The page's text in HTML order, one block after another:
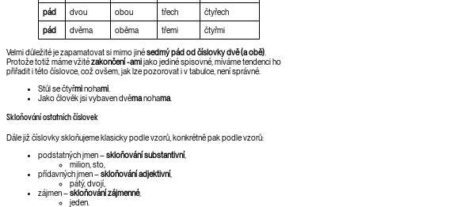
pád
dvou obou třech
čtyřech
pád
dvěma oběma třemi čtyřmi
Velmi důležité je zapamatovat si mimo jinésedmý pád od číslovky dvě (a obě)
Protože totiž máme vžitézakončení -amijako jediné spisovné, míváme tendenci ho
přiřadit i této číslovce, což ovšem, jak lze pozorovat i v tabulce, není správné.
Stůl se čtyřminohami
Jako člověk jsi vybaven dvěmanohama
Skloňování ostatních číslovek
Dále již číslovky skloňujeme klasicky podle vzorů, konkrétně pak podle vzorů:
podstatných jmen –skloňování substantivní,
milion, sto,
přídavných jmen –skloňování adjektivní,
pátý, dvojí,
zájmen –skloňování zájmenné,
jeden.